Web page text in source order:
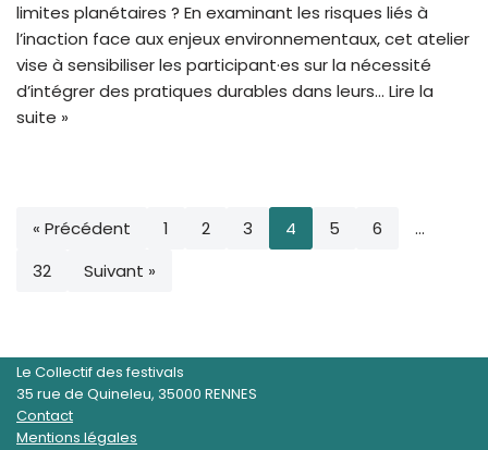
limites planétaires ? En examinant les risques liés à
l’inaction face aux enjeux environnementaux, cet atelier
vise à sensibiliser les participant·es sur la nécessité
d’intégrer des pratiques durables dans leurs… Lire la
suite »
« Précédent 1 2 3 4 5 6
…
32
Suivant »
Le Collectif des festivals
35 rue de Quineleu, 35000 RENNES
Contact
Mentions légales